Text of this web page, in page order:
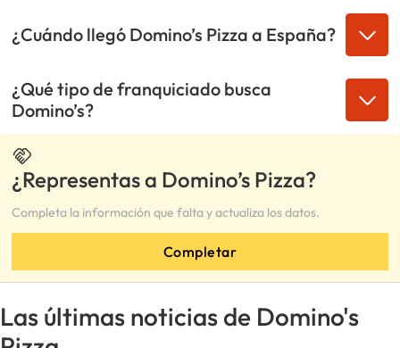
¿Cuándo llegó Domino’s Pizza a España?
¿Qué tipo de franquiciado busca
Domino’s?
¿Representas a Domino’s Pizza?
Completa la información que falta y actualiza los datos.
Completar
Las últimas noticias de Domino's